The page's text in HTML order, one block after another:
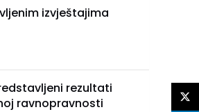
izvještajima
rezultati
ravnopravnosti